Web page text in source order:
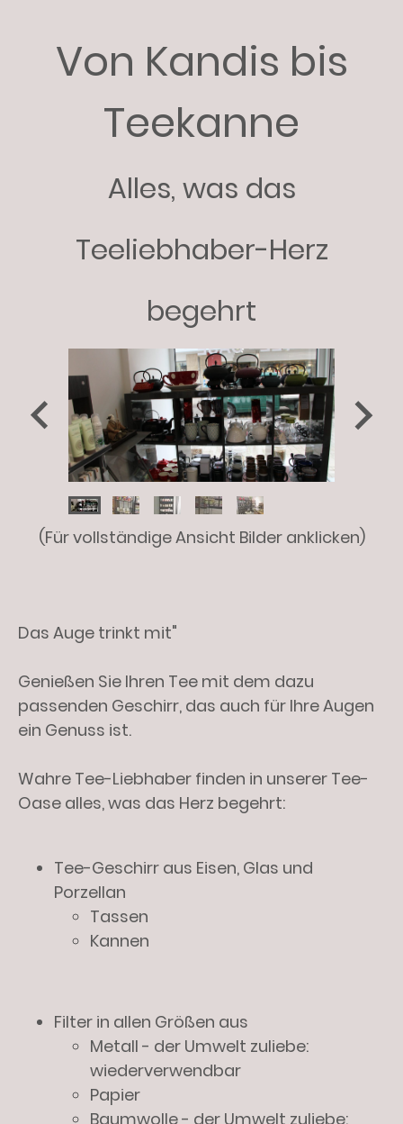
Von Kandis bis
Teekanne
Alles, was das
Teeliebhaber-Herz
begehrt
(Für vollständige Ansicht Bilder anklicken)
Das Auge trinkt mit"
Genießen Sie Ihren Tee mit dem dazu
passenden Geschirr, das auch für Ihre Augen
ein Genuss ist.
Wahre Tee-Liebhaber finden in unserer Tee-
Oase alles, was das Herz begehrt:
Tee-Geschirr aus Eisen, Glas und
Porzellan
Tassen
Kannen
Filter in allen Größen aus
Metall - der Umwelt zuliebe:
wiederverwendbar
Papier
Baumwolle - der Umwelt zuliebe: